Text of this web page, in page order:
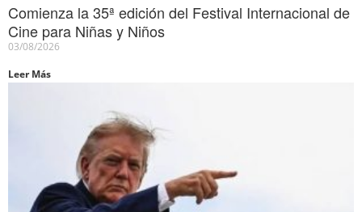
Comienza la 35ª edición del Festival Internacional de
Cine para Niñas y Niños
03/08/2026
Leer Más